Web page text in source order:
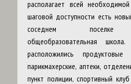
располагает всей
шаговой доступности есть
соседнем поселке
общеобразовательная
расположились продуктовые
парикмахерские, аптеки,
пункт полиции, спортивный